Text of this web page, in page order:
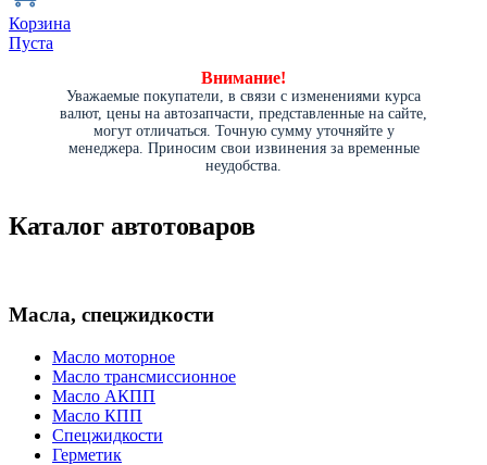
Корзина
Пуста
Внимание!
Уважаемые покупатели, в связи с изменениями курса
валют, цены на автозапчасти, представленные на сайте,
могут отличаться. Точную сумму уточняйте у
менеджера. Приносим свои извинения за временные
неудобства.
Каталог автотоваров
Масла, спецжидкости
Масло моторное
Масло трансмиссионное
Масло АКПП
Масло КПП
Спецжидкости
Герметик